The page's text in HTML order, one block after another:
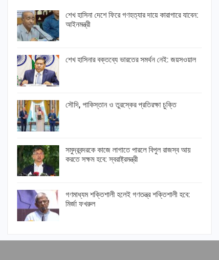
শেখ হাসিনা দেশে ফিরে গণহত্যার দায়ে কারাগারে যাবেন:
আইনমন্ত্রী
শেখ হাসিনার বক্তব্যে ভারতের সমর্থন নেই: জয়সওয়াল
সৌদি, পাকিস্তান ও তুরস্কের প্রতিরক্ষা চুক্তি
সমুদ্রবন্দরকে কাজে লাগাতে পারলে বিপুল রাজস্ব আয়
করতে সক্ষম হবে: স্বরাষ্ট্রমন্ত্রী
গণমাধ্যম শক্তিশালী হলেই গণতন্ত্র শক্তিশালী হবে:
মির্জা ফখরুল